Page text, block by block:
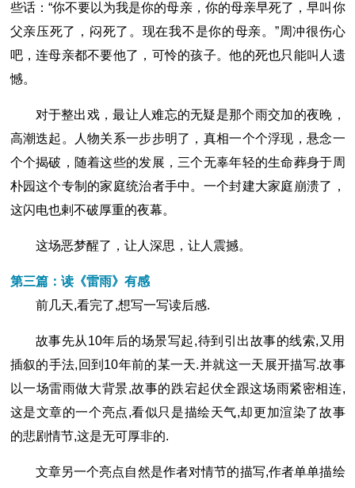
些话：“你不要以为我是你的母亲，你的母亲早死了，早叫你
父亲压死了，闷死了。现在我不是你的母亲。”周冲很伤心
吧，连母亲都不要他了，可怜的孩子。他的死也只能叫人遗
憾。
对于整出戏，最让人难忘的无疑是那个雨交加的夜晚，
高潮迭起。人物关系一步步明了，真相一个个浮现，悬念一
个个揭破，随着这些的发展，三个无辜年轻的生命葬身于周
朴园这个专制的家庭统治者手中。一个封建大家庭崩溃了，
这闪电也剌不破厚重的夜幕。
这场恶梦醒了，让人深思，让人震撼。
第三篇：读《雷雨》有感
前几天,看完了,想写一写读后感.
故事先从10年后的场景写起,待到引出故事的线索,又用
插叙的手法,回到10年前的某一天.并就这一天展开描写.故事
以一场雷雨做大背景,故事的跌宕起伏全跟这场雨紧密相连,
这是文章的一个亮点,看似只是描绘天气,却更加渲染了故事
的悲剧情节,这是无可厚非的.
文章另一个亮点自然是作者对情节的描写,作者单单描绘